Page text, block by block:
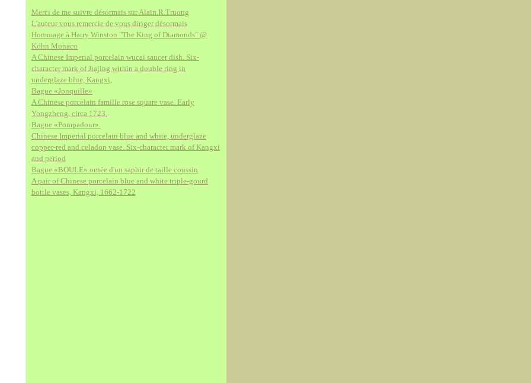
Merci de me suivre désormais sur Alain.R.Truong
L'auteur vous remercie de vous diriger désormais
Hommage à Harry Winston "The King of Diamonds" @
Kohn Monaco
A Chinese Imperial porcelain wucai saucer dish. Six-
character mark of Jiajing within a double ring in
underglaze blue, Kangxi,
Bague «Jonquille»
A Chinese porcelain famille rose square vase. Early
Yongzheng, circa 1723.
Bague «Pompadour».
Chinese Imperial porcelain blue and white, underglaze
copper-red and celadon vase. Six-character mark of Kangxi
and period
Bague «BOULE» ornée d'un saphir de taille coussin
A pair of Chinese porcelain blue and white triple-gourd
bottle vases, Kangxi, 1662-1722